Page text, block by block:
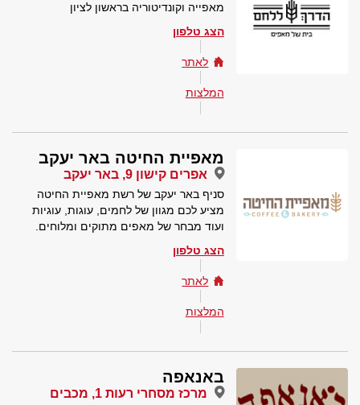
מאפייה וקונדיטוריה בראשון לציון
הצג טלפון
לאתר
המלצות
מאפיית החיטה באר יעקב
אפרים קישון 9, באר יעקב
סניף באר יעקב של רשת מאפיית החיטה
מציע לכם מגוון של לחמים, עוגות, עוגיות
ועוד מבחר של מאפים מתוקים ומלוחים.
הצג טלפון
לאתר
המלצות
באנאפה
מרכז מסחרי רעות 1, מכבים